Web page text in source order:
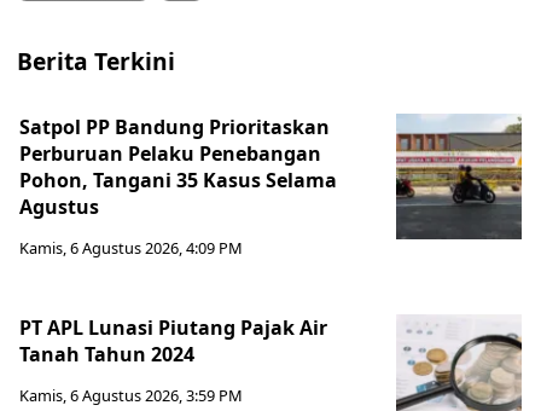
Berita Terkini
Satpol PP Bandung Prioritaskan
Perburuan Pelaku Penebangan
Pohon, Tangani 35 Kasus Selama
Agustus
Kamis, 6 Agustus 2026, 4:09 PM
PT APL Lunasi Piutang Pajak Air
Tanah Tahun 2024
Kamis, 6 Agustus 2026, 3:59 PM